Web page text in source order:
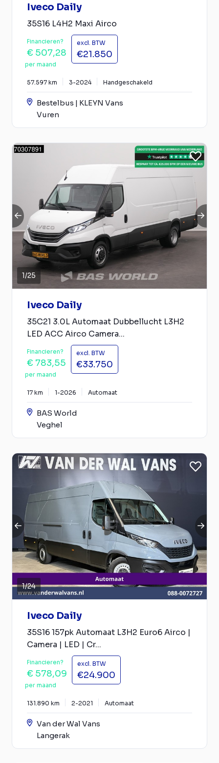
Iveco Daily
35S16 L4H2 Maxi Airco
Financieren?
€ 507,28
per maand
excl. BTW
€21.850
57.597 km 3-2024 Handgeschakeld
Bestelbus | KLEYN Vans
Vuren
1/25
Iveco Daily
35C21 3.0L Automaat Dubbellucht L3H2
LED ACC Airco Camera...
Financieren?
€ 783,55
per maand
excl. BTW
€33.750
17 km 1-2026 Automaat
BAS World
Veghel
1/24
Iveco Daily
35S16 157pk Automaat L3H2 Euro6 Airco |
Camera | LED | Cr...
Financieren?
€ 578,09
per maand
excl. BTW
€24.900
131.890 km 2-2021 Automaat
Van der Wal Vans
Langerak